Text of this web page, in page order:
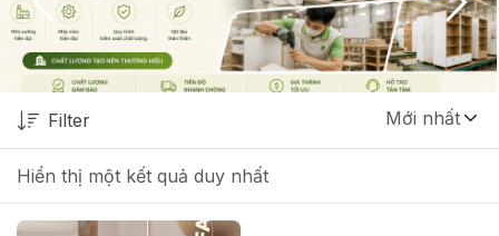
Hiển thị một kết quả duy nhất
Filter Mới nhất